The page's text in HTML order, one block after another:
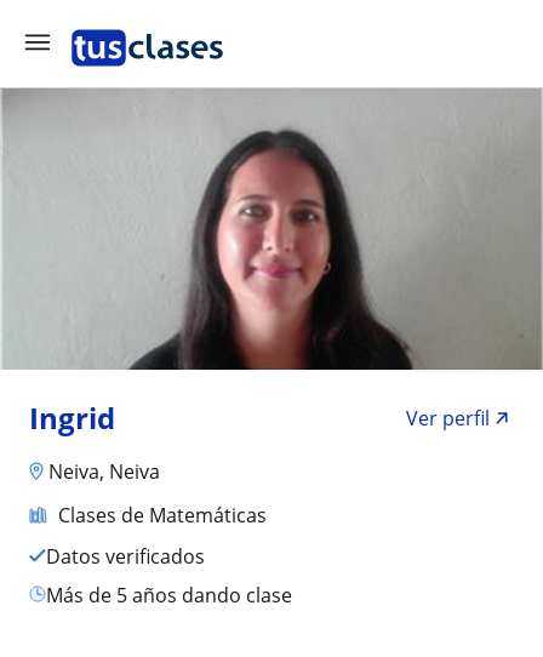
Ingrid
Ver perfil
Neiva, Neiva
Clases de Matemáticas
Datos verificados
más de 5 años dando clase